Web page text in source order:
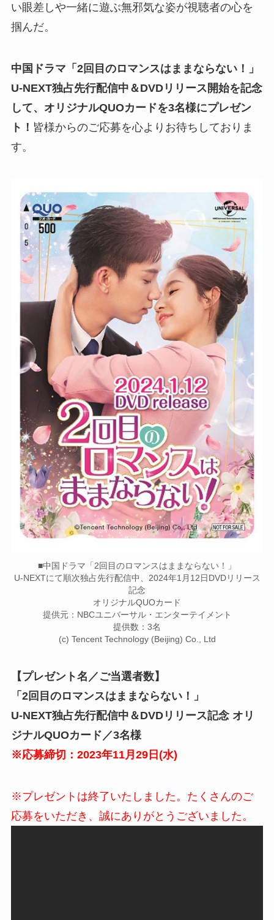
い眼差しや一緒に遊ぶ無邪気な姿が視聴者の心を
掴んだ。
中国ドラマ「2回目のロマンスはままならない！」
U-NEXT独占先行配信中＆DVDリリース開始を記念
して、オリジナルQUOカードを3名様にプレゼン
ト！ 皆様からのご応募を心よりお待ちしておりま
す。
■中国ドラマ「2回目のロマンスはままならない！」
U-NEXTにて順次独占先行配信中、2024年1月12日DVDリリース
記念
オリジナルQUOカード
提供元：NBCユニバーサル・エンターテイメント
提供数：3名
(c) Tencent Technology (Beijing) Co., Ltd
【プレゼント名／ご当選者数】
「2回目のロマンスはままならない！」
U-NEXT独占先行配信中＆DVDリリース記念 オリ
ジナルQUOカード／3名様
※応募締切：2023年11月29日(水)
※プレゼントは終了いたしました。たくさんのご
応募をいただき、誠にありがとうございました。